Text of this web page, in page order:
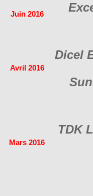
Juin 2016
Avril 2016
Dicel
Mars 2016
TDK